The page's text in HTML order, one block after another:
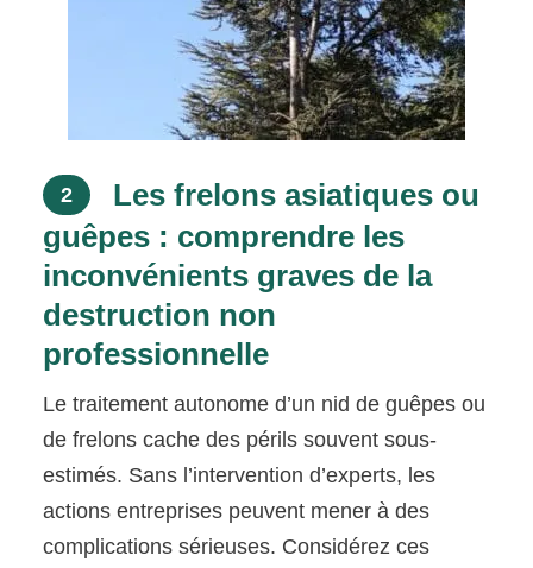
2
Les frelons asiatiques ou
guêpes : comprendre les
inconvénients graves de la
destruction non
professionnelle
Le traitement autonome d’un nid de guêpes ou
de frelons cache des périls souvent sous-
estimés. Sans l’intervention d’experts, les
actions entreprises peuvent mener à des
complications sérieuses. Considérez ces